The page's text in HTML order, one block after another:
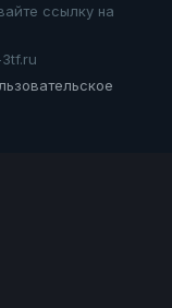
ссылку на